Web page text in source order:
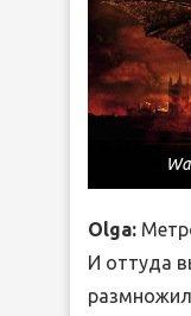
Olga:
И оттуда